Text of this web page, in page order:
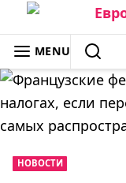
Skip
to
content
ЕВРОПУЛЬС:
MENU
НОВОСТИ